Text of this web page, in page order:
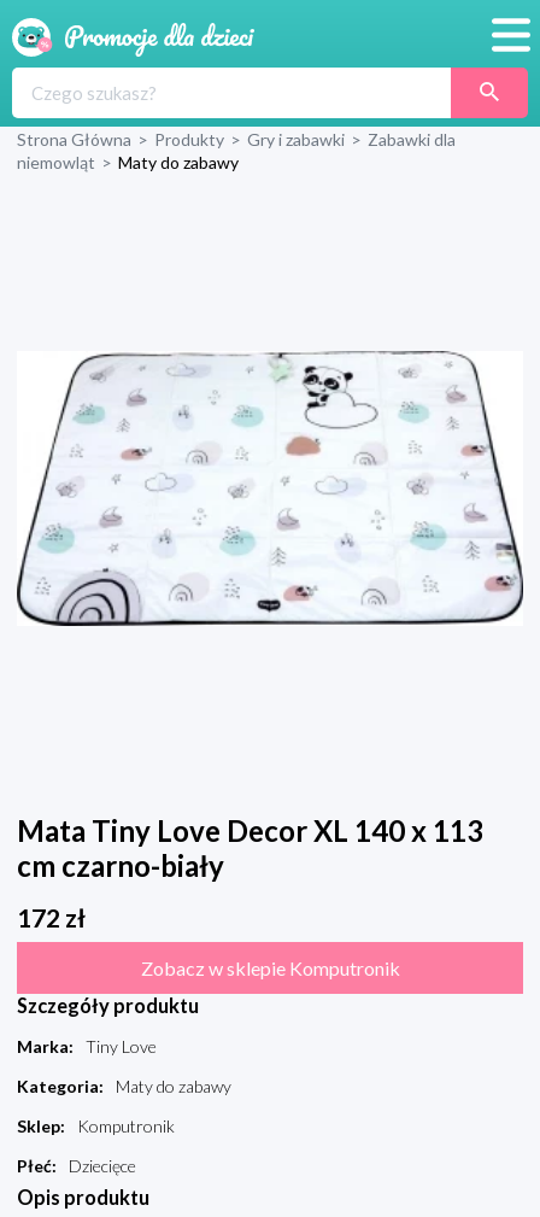
Produkty
Strona Główna > Produkty > Gry i zabawki > Zabawki dla
niemowląt > Maty do zabawy
Mata Tiny Love Decor XL 140 x 113
cm czarno-biały
172 zł
Zobacz w sklepie Komputronik
Szczegóły produktu
Marka:
Tiny Love
Kategoria:
Maty do zabawy
Sklep:
Komputronik
Płeć: Dziecięce
Opis produktu